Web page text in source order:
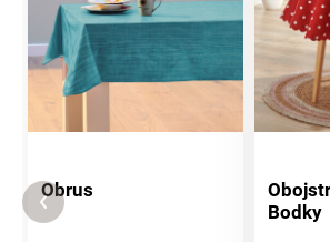
Obrus
Bodky